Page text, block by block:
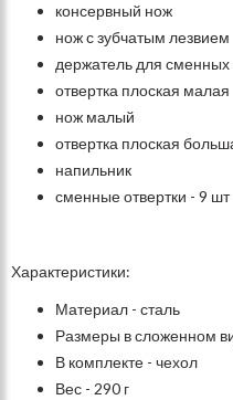
консервный нож
нож с зубчатым лезвием
держатель для сменных
отвертка плоская малая
нож малый
отвертка плоская
напильник
сменные отвертки - 9 шт
Характеристики:
Материал - сталь
Размеры в сложенном
В комплекте - чехол
Вес - 290 г